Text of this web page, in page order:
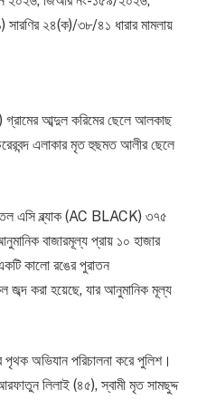
২৪(ক)/৩৮/৪১ ধারার মামলায়
গ্রামের আব্দুল করিমের ছেলে আলকাছ
এলাকার মৃত হুছমত আলীর ছেলে
এসি ব্ল্যাক (AC BLACK) ৩৭৫
বাজারমূল্য প্রায় ১০ হাজার
কালো রঙের পুরাতন
জব্দ করা হয়েছে, যার আনুমানিক মূল্য
পৃথক অভিযান পরিচালনা করে পুলিশ।
লিলাই (৪৫), স্বামী মৃত সামছুদ্দ